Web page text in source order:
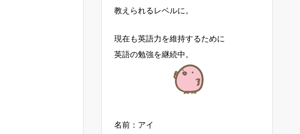
教えられるレベルに。
現在も英語力を維持するために
英語の勉強を継続中。
名前：アイ